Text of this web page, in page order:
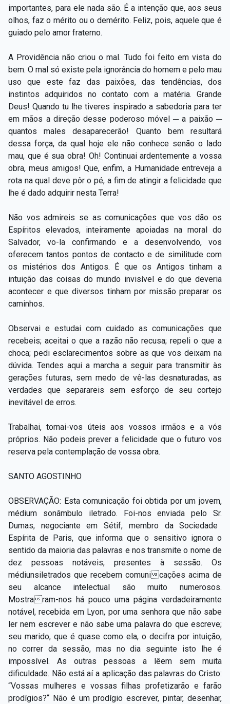
importantes, para ele nada são. É a intenção que, aos seus
olhos, faz o mérito ou o demérito. Feliz, pois, aquele que é
guiado pelo amor fraterno.
A Providência não criou o mal. Tudo foi feito em vista do
bem. O mal só existe pela ignorância do homem e pelo mau
uso que este faz das paixões, das tendências, dos
instintos adquiridos no contato com a matéria. Grande
Deus! Quando tu lhe tiveres inspirado a sabedoria para ter
em mãos a direção desse poderoso móvel ─ a paixão ─
quantos males desaparecerão! Quanto bem resultará
dessa força, da qual hoje ele não conhece senão o lado
mau, que é sua obra! Oh! Continuai ardentemente a vossa
obra, meus amigos! Que, enfim, a Humanidade entreveja a
rota na qual deve pôr o pé, a fim de atingir a felicidade que
lhe é dado adquirir nesta Terra!
Não vos admireis se as comunicações que vos dão os
Espíritos elevados, inteiramente apoiadas na moral do
Salvador, vo-la confirmando e a desenvolvendo, vos
oferecem tantos pontos de contacto e de similitude com
os mistérios dos Antigos. É que os Antigos tinham a
intuição das coisas do mundo invisível e do que deveria
acontecer e que diversos tinham por missão preparar os
caminhos.
Observai e estudai com cuidado as comunicações que
recebeis; aceitai o que a razão não recusa; repeli o que a
choca; pedi esclarecimentos sobre as que vos deixam na
dúvida. Tendes aqui a marcha a seguir para transmitir às
gerações futuras, sem medo de vê-las desnaturadas, as
verdades que separareis sem esforço de seu cortejo
inevitável de erros.
Trabalhai, tornai-vos úteis aos vossos irmãos e a vós
próprios. Não podeis prever a felicidade que o futuro vos
reserva pela contemplação de vossa obra.
SANTO AGOSTINHO
OBSERVAÇÃO: Esta comunicação foi obtida por um jovem,
médium sonâmbulo iletrado. Foi-nos enviada pelo Sr.
Dumas, negociante em Sétif, membro da Sociedade
Espírita de Paris, que informa que o sensitivo ignora o
sentido da maioriadas palavras e nos transmite o nome de
dez pessoas notáveis, presentes à sessão. Os
médiunsiletrados que recebem comunicações acima de
seu alcance intelectual são muito numerosos.
Mostraram-nos há pouco uma página verdadeiramente
notável, recebida em Lyon, por uma senhora que não sabe
ler nem escrever e não sabe uma palavra do que escreve;
seu marido, que é quase como ela, o decifra por intuição,
no correr da sessão, mas no dia seguinte isto lhe é
impossível. As outras pessoas a lêem sem muita
dificuldade. Não está aí a aplicação das palavras do Cristo:
“Vossas mulheres e vossas filhas profetizarão e farão
prodígios?“ Não é um prodígio escrever, pintar, desenhar,